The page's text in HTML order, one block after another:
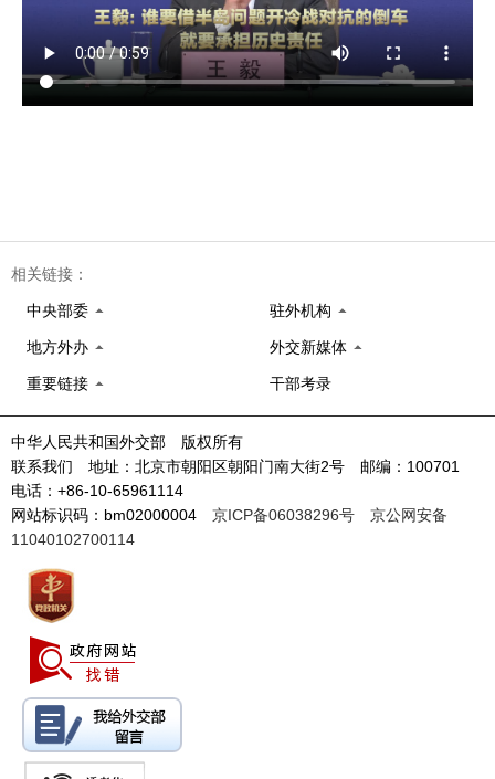
相关链接：
中央部委 驻外机构
地方外办 外交新媒体
重要链接 干部考录
中华人民共和国外交部 版权所有
联系我们 地址：北京市朝阳区朝阳门南大街2号 邮编：100701
电话：+86-10-65961114
网站标识码：bm02000004 京ICP备06038296号
京公网安备
11040102700114